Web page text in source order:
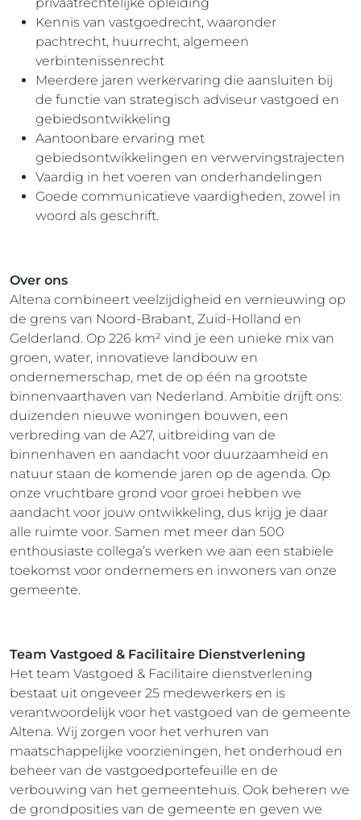
Kennis van vastgoedrecht, waaronder
pachtrecht, huurrecht, algemeen
verbintenissenrecht
Meerdere jaren werkervaring die aansluiten bij
de functie van strategisch adviseur vastgoed en
gebiedsontwikkeling
Aantoonbare ervaring met
gebiedsontwikkelingen en verwervingstrajecten
Vaardig in het voeren van onderhandelingen
Goede communicatieve vaardigheden, zowel in
woord als geschrift.
Over ons
Altena combineert veelzijdigheid en vernieuwing op
de grens van Noord-Brabant, Zuid-Holland en
Gelderland. Op 226 km² vind je een unieke mix van
groen, water, innovatieve landbouw en
ondernemerschap, met de op één na grootste
binnenvaarthaven van Nederland. Ambitie drijft ons:
duizenden nieuwe woningen bouwen, een
verbreding van de A27, uitbreiding van de
binnenhaven en aandacht voor duurzaamheid en
natuur staan de komende jaren op de agenda. Op
onze vruchtbare grond voor groei hebben we
aandacht voor jouw ontwikkeling, dus krijg je daar
alle ruimte voor. Samen met meer dan 500
enthousiaste collega’s werken we aan een stabiele
toekomst voor ondernemers en inwoners van onze
gemeente.
Team Vastgoed & Facilitaire Dienstverlening
Het team Vastgoed & Facilitaire dienstverlening
bestaat uit ongeveer 25 medewerkers en is
verantwoordelijk voor het vastgoed van de gemeente
Altena. Wij zorgen voor het verhuren van
maatschappelijke voorzieningen, het onderhoud en
beheer van de vastgoedportefeuille en de
verbouwing van het gemeentehuis. Ook beheren we
de grondposities van de gemeente en geven we